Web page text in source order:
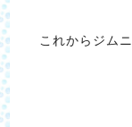
これからジム